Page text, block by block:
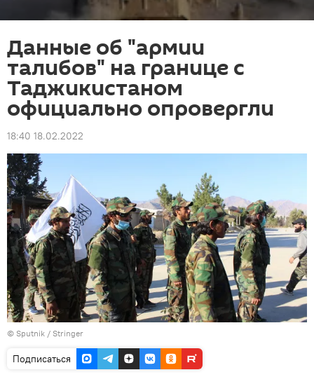
Данные об "армии
талибов" на границе с
Таджикистаном
официально опровергли
18:40 18.02.2022
© Sputnik / Stringer
Подписаться